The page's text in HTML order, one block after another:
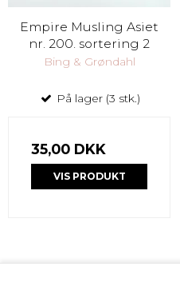
Empire Musling Asiet
nr. 200. sortering 2
Bing & Grøndahl
På lager (3 stk.)
35,00 DKK
VIS PRODUKT